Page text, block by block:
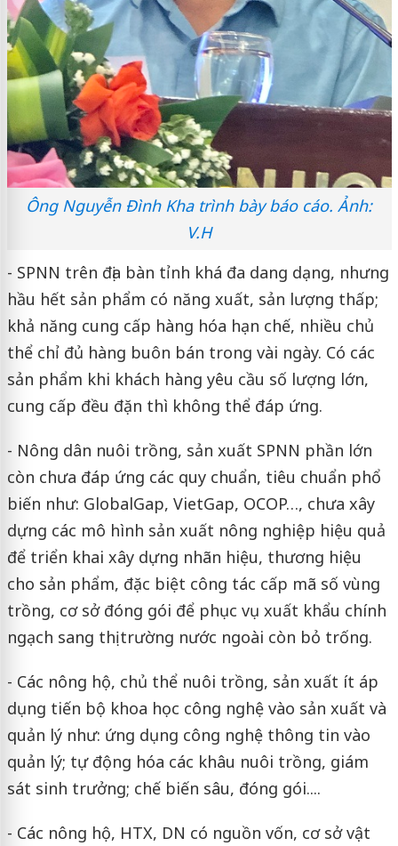
Ông Nguyễn Đình Kha trình bày báo cáo. Ảnh:
V.H
- SPNN trên địa bàn tỉnh khá đa dang dạng, nhưng
hầu hết sản phẩm có năng xuất, sản lượng thấp;
khả năng cung cấp hàng hóa hạn chế, nhiều chủ
thể chỉ đủ hàng buôn bán trong vài ngày. Có các
sản phẩm khi khách hàng yêu cầu số lượng lớn,
cung cấp đều đặn thì không thể đáp ứng.
- Nông dân nuôi trồng, sản xuất SPNN phần lớn
còn chưa đáp ứng các quy chuẩn, tiêu chuẩn phổ
biến như: GlobalGap, VietGap, OCOP…, chưa xây
dựng các mô hình sản xuất nông nghiệp hiệu quả
để triển khai xây dựng nhãn hiệu, thương hiệu
cho sản phẩm, đặc biệt công tác cấp mã số vùng
trồng, cơ sở đóng gói để phục vụ xuất khẩu chính
ngạch sang thị trường nước ngoài còn bỏ trống.
- Các nông hộ, chủ thể nuôi trồng, sản xuất ít áp
dụng tiến bộ khoa học công nghệ vào sản xuất và
quản lý như: ứng dụng công nghệ thông tin vào
quản lý; tự động hóa các khâu nuôi trồng, giám
sát sinh trưởng; chế biến sâu, đóng gói....
- Các nông hộ, HTX, DN có nguồn vốn, cơ sở vật